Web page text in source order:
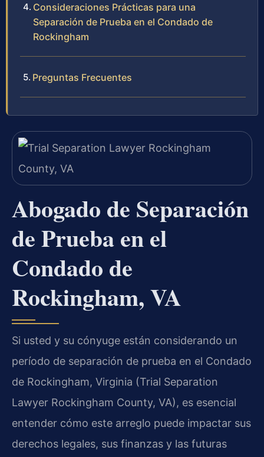
Consideraciones Prácticas para una
Separación de Prueba en el Condado de
Rockingham
Preguntas Frecuentes
Abogado de Separación
de Prueba en el
Condado de
Rockingham, VA
Si usted y su cónyuge están considerando un
período de separación de prueba en el Condado
de Rockingham, Virginia (Trial Separation
Lawyer Rockingham County, VA), es esencial
entender cómo este arreglo puede impactar sus
derechos legales, sus finanzas y las futuras